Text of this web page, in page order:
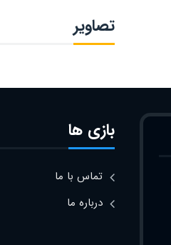
تصاویر
بازی ها
تماس با ما
درباره ما